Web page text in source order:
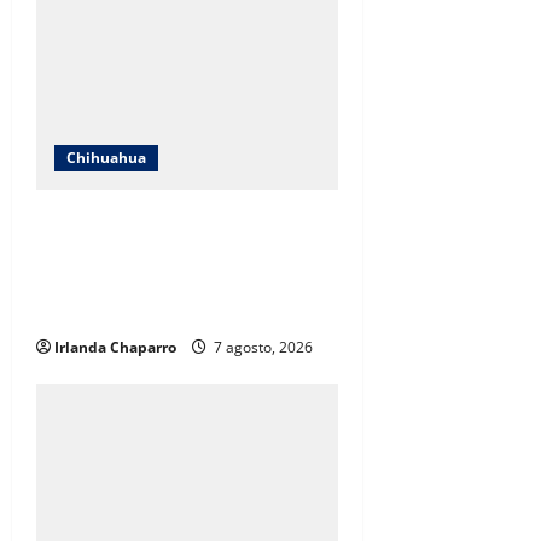
Chihuahua
Irlanda Chaparro 7 agosto, 2026